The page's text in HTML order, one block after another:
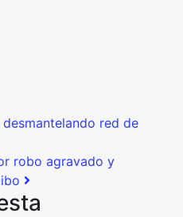
red de
robo agravado y